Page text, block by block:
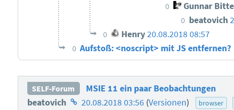
0 Gunnar
0 beatovich
0 Henry20.08.2018 08:57
0 Aufstoß: <noscript> mit JS entfernen?
SELF-Forum
MSIE 11 ein paar Beobachtungen
beatovich Homepage
20.08.2018 03:56 (Versionen) browser